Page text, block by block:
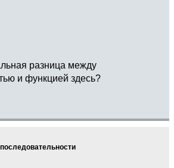
разница между
и функцией здесь?